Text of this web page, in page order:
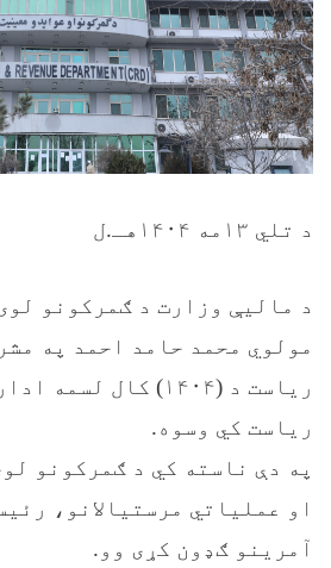
د تلي ۱۳مه ۱۴۰۴هـ.ل
د مالیې وزارت د ګمرکونو
مولوي محمد حامد احمد په
ریاست د (۱۴۰۴) کال
ریاست کي وسوه.
په دې ناسته کي د ګمرکونو
او عملیاتي مرستیالانو،
آمرینو ګډون کړی وو.